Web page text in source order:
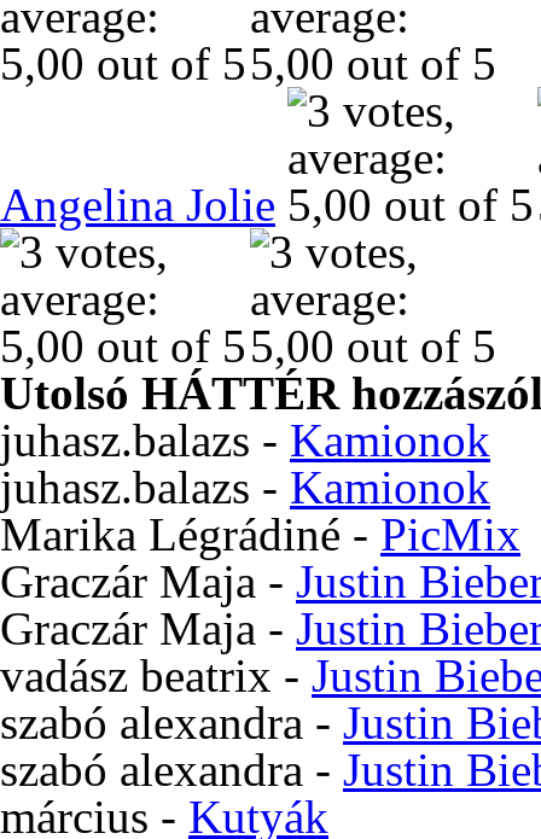
Angelina Jolie
Utolsó HÁTTÉR
juhasz.balazs - Kamionok
juhasz.balazs - Kamionok
Marika Légrádiné - PicMix
Graczár Maja - Justin
Graczár Maja - Justin
vadász beatrix - Justin
szabó alexandra - Justin
szabó alexandra - Justin
március - Kutyák